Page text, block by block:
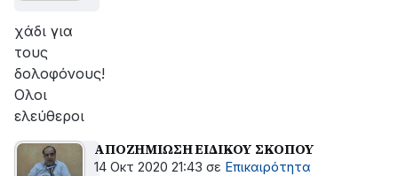
χάδι για
τους
δολοφόνους!
Ολοι
ελεύθεροι
ΑΠΟΖΗΜΙΩΣΗ ΕΙΔΙΚΟΥ ΣΚΟΠΟΥ
14 Οκτ 2020 21:43 σε Επικαιρότητα